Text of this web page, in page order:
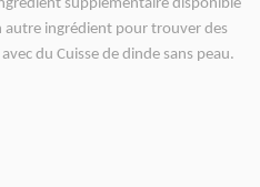
supplémentaire disponible
autre ingrédient pour trouver des
du Cuisse de dinde sans peau.